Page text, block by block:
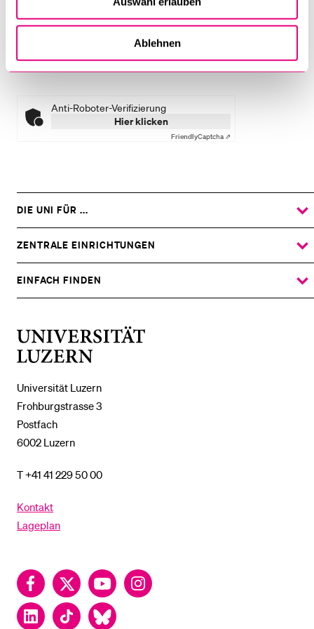
Ablehnen
Senden
Anti-Roboter-Verifizierung
Hier klicken
FriendlyCaptcha ⇗
Universität Luzern
Frohburgstrasse 3
Postfach
6002 Luzern
T +41 41 229 50 00
Kontakt
Lageplan
FacebookTwitter YouTubeInstagram
LinkedInTikTok Bluesky
DIE UNI FÜR ...
ZEIGE
DAS
UNTERMENÜ
ZENTRALE EINRICHTUNGEN
ZEIGE
DAS
UNTERMENÜ
EINFACH FINDEN
ZEIGE
DAS